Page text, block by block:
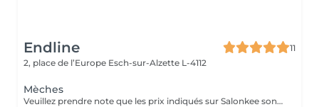
Endline
11
2, place de l’Europe Esch-sur-Alzette L-4112
Mèches
Veuillez prendre note que les prix indiqués sur Salonkee sont communiqués à titre informatif et s'entendent de base. Ces derniers sont susceptibles de varier selon le diagnostic réalisé à votre arrivée au salon et l'expertise du professionnel à qui vous confiez votre beauté. Dans tous les cas, un devis précis vous sera proposé et toutes réalisations de prestations seront effectuées avec votre accord. Un grand merci d'avance pour votre compréhension. Au plaisir de vous recevoir très vite.